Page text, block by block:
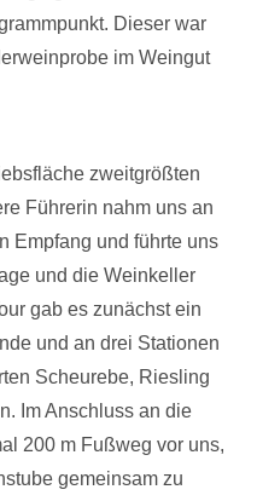
Dieser war
im Weingut
zweitgrößten
Führerin nahm uns an
Empfang und führte uns
und die Weinkeller
gab es zunächst ein
und an drei Stationen
Scheurebe, Riesling
Im Anschluss an die
200 m Fußweg vor uns,
gemeinsam zu